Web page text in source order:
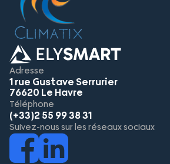
Adresse
1 rue Gustave Serrurier
76620 Le Havre
Téléphone
(+33)2 55 99 38 31
Suivez-nous sur les réseaux sociaux